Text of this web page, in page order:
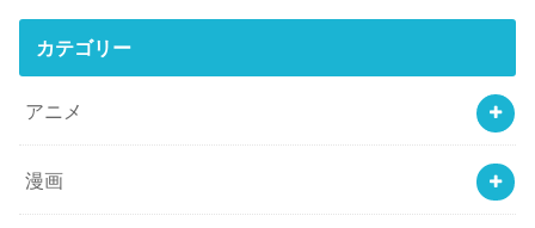
カテゴリー
アニメ
漫画